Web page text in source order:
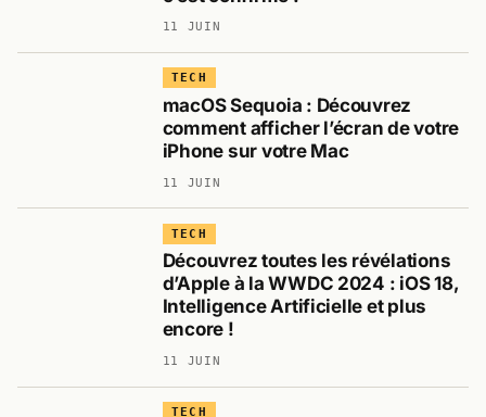
11 JUIN
TECH
macOS Sequoia : Découvrez
comment afficher l’écran de votre
iPhone sur votre Mac
11 JUIN
TECH
Découvrez toutes les révélations
d’Apple à la WWDC 2024 : iOS 18,
Intelligence Artificielle et plus
encore !
11 JUIN
TECH